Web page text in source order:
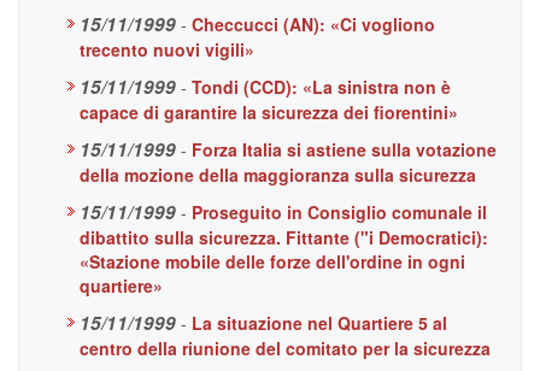
15/11/1999 - Checcucci (AN): «Ci vogliono
trecento nuovi vigili»
15/11/1999 - Tondi (CCD): «La sinistra non è
capace di garantire la sicurezza dei fiorentini»
15/11/1999 - Forza Italia si astiene sulla votazione
della mozione della maggioranza sulla sicurezza
15/11/1999 - Proseguito in Consiglio comunale il
dibattito sulla sicurezza. Fittante ("i Democratici):
«Stazione mobile delle forze dell'ordine in ogni
quartiere»
15/11/1999 - La situazione nel Quartiere 5 al
centro della riunione del comitato per la sicurezza